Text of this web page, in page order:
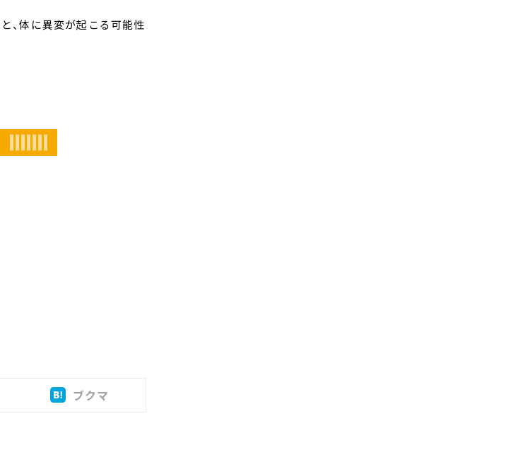
、体に異変が起こる可能性
ブクマ